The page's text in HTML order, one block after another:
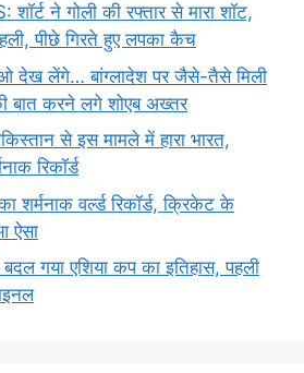
ने गोली की रफ्तार से मारा शॉट,
पीछे गिरते हुए लपका कैच
देख लेंगे… बांग्लादेश पर जैसे-तैसे मिली
बात करने लगे शोएब अख्तर
से इस मामले में हारा भारत,
रिकॉर्ड
वर्ल्ड रिकॉर्ड, क्रिकेट के
ऐसा
गया एशिया कप का इतिहास, पहली